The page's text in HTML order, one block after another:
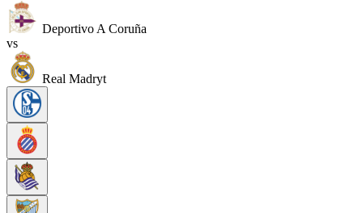
Deportivo A Coruña
vs
Real Madryt